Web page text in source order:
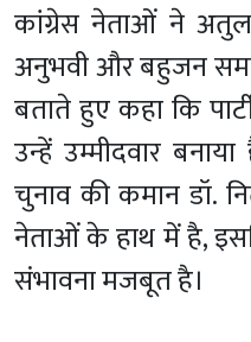
कांग्रेस नेताओं ने
अनुभवी और बहुजन
बताते हुए कहा कि
उन्हें उम्मीदवार
चुनाव की कमान डॉ.
नेताओं के हाथ में है,
संभावना मजबूत है।